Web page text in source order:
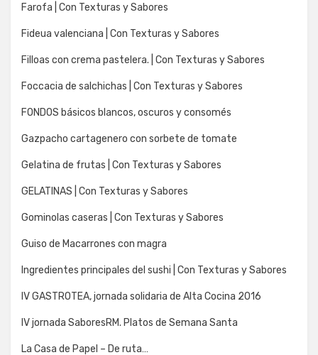
Farofa | Con Texturas y Sabores
Fideua valenciana | Con Texturas y Sabores
Filloas con crema pastelera. | Con Texturas y Sabores
Foccacia de salchichas | Con Texturas y Sabores
FONDOS básicos blancos, oscuros y consomés
Gazpacho cartagenero con sorbete de tomate
Gelatina de frutas | Con Texturas y Sabores
GELATINAS | Con Texturas y Sabores
Gominolas caseras | Con Texturas y Sabores
Guiso de Macarrones con magra
Ingredientes principales del sushi | Con Texturas y Sabores
IV GASTROTEA, jornada solidaria de Alta Cocina 2016
IV jornada SaboresRM. Platos de Semana Santa
La Casa de Papel – De ruta…